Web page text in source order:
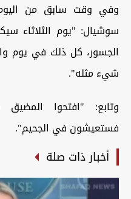
وفي وقت سابق من
سوشيال: "يوم الثلاثاء
الجسور، كل ذلك في يوم
شيء مثله".
وتابع: "افتحوا
فستعيشون في الجحيم".
أخبار ذات صلة